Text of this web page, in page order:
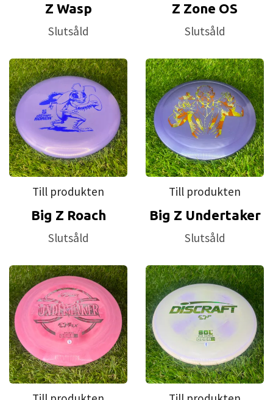
Z Wasp
Slutsåld
Z Zone OS
Slutsåld
Till produkten
Big Z Roach
Slutsåld
Till produkten
Big Z Undertaker
Slutsåld